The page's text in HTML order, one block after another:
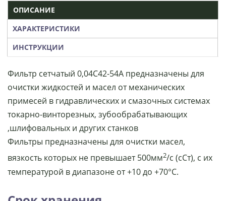
ОПИСАНИЕ
ХАРАКТЕРИСТИКИ
ИНСТРУКЦИИ
Фильтр сетчатый 0,04С42-54А предназначены для
очистки жидкостей и масел от механических
примесей в гидравлических и смазочных системах
токарно-винторезных, зубообрабатывающих
,шлифовальных и других станков
Фильтры предназначены для очистки масел,
вязкость которых не превышает 500мм2/с (сСт), с их
температурой в диапазоне от +10 до +70°С.